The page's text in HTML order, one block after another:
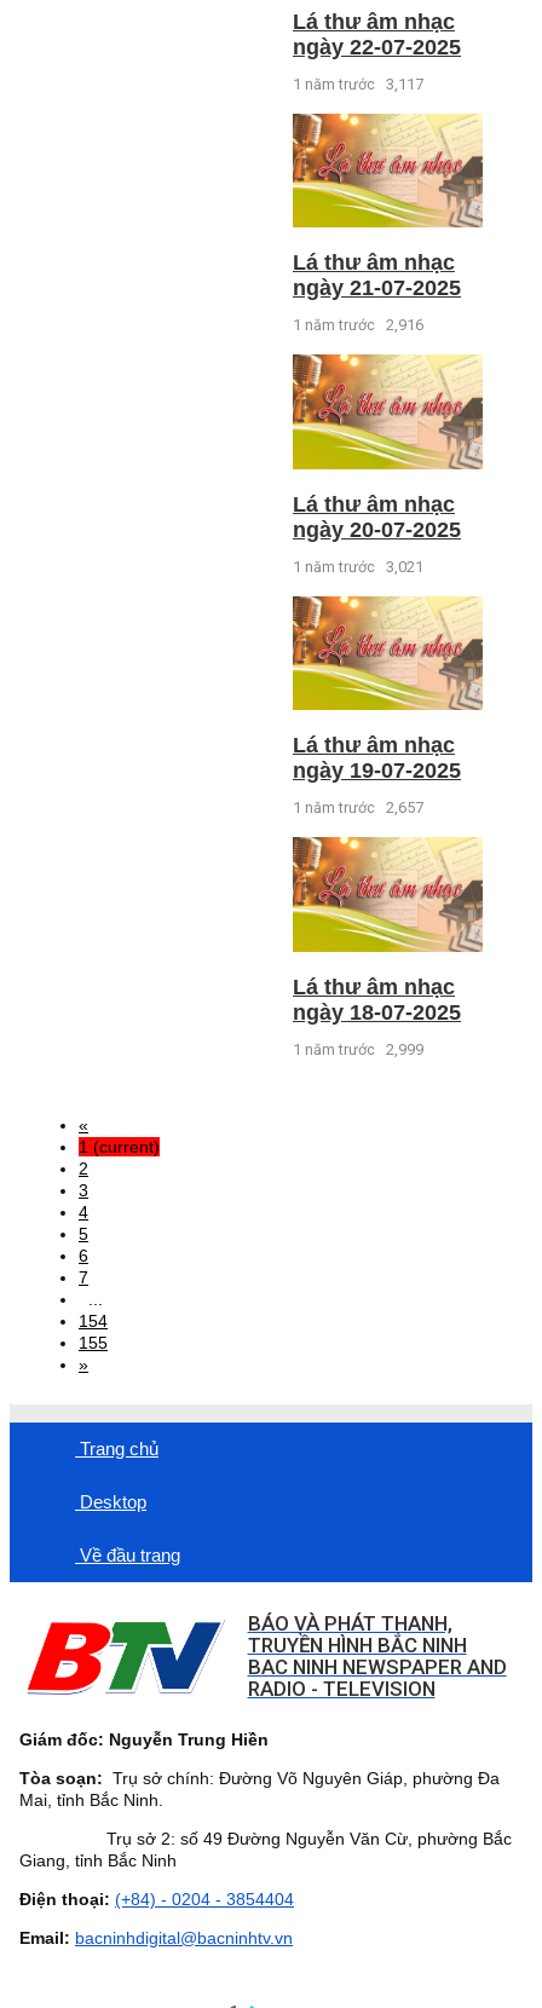
Lá thư âm nhạc
ngày 22-07-2025
1 năm trước 3,117
Lá thư âm nhạc
ngày 21-07-2025
1 năm trước 2,916
Lá thư âm nhạc
ngày 20-07-2025
1 năm trước 3,021
Lá thư âm nhạc
ngày 19-07-2025
1 năm trước 2,657
Lá thư âm nhạc
ngày 18-07-2025
1 năm trước 2,999
«
1 (current)
2
3
4
5
6
7
154
155
»
Trang chủ
Desktop
Về đầu trang
BÁO VÀ PHÁT THANH,
TRUYỀN HÌNH BẮC NINH
BAC NINH NEWSPAPER AND
RADIO - TELEVISION
Giám đốc: Nguyễn Trung Hiền
Tòa soạn: Trụ sở chính: Đường Võ Nguyên Giáp, phường Đa
Mai, tỉnh Bắc Ninh.
Trụ sở 2: số 49 Đường Nguyễn Văn Cừ, phường Bắc
Giang, tỉnh Bắc Ninh
Điện thoại: (+84) - 0204 - 3854404
Email: bacninhdigital@bacninhtv.vn